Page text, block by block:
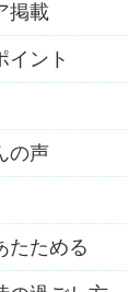
掲載
イント
の声
たためる